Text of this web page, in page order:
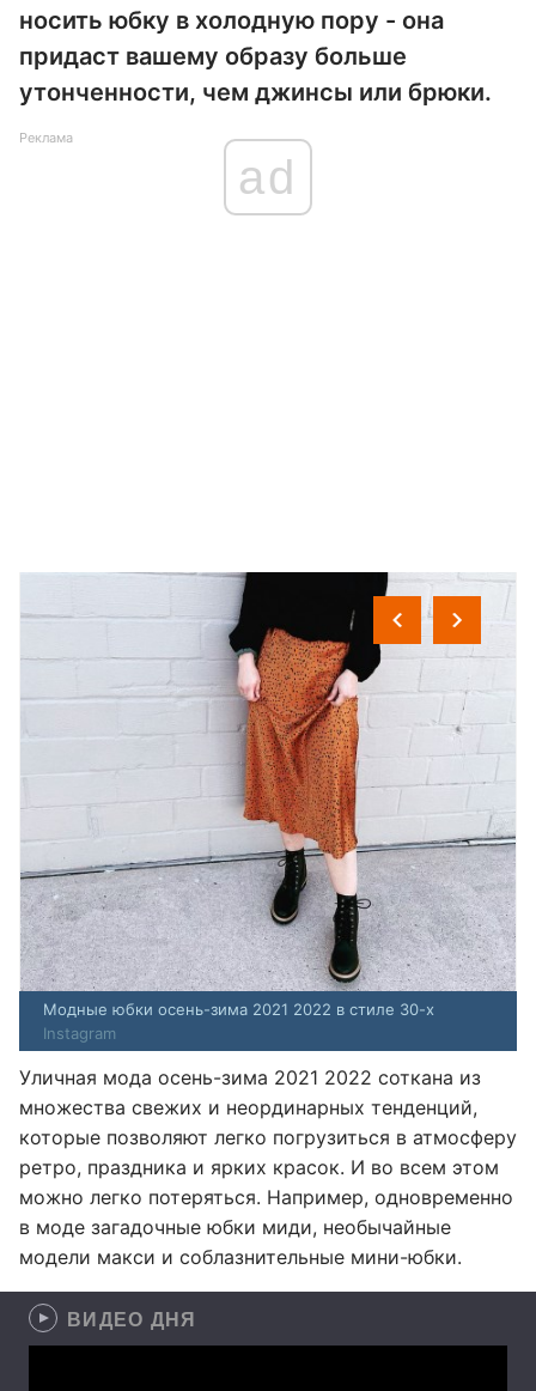
носить юбку в холодную пору - она
придаст вашему образу больше
утонченности, чем джинсы или брюки.
Реклама
ad
Модные юбки осень-зима 2021 2022 в стиле 30-х
Instagram
Уличная мода осень-зима 2021 2022 соткана из
множества свежих и неординарных тенденций,
которые позволяют легко погрузиться в атмосферу
ретро, праздника и ярких красок. И во всем этом
можно легко потеряться. Например, одновременно
в моде загадочные юбки миди, необычайные
модели макси и соблазнительные мини-юбки.
ВИДЕО ДНЯ